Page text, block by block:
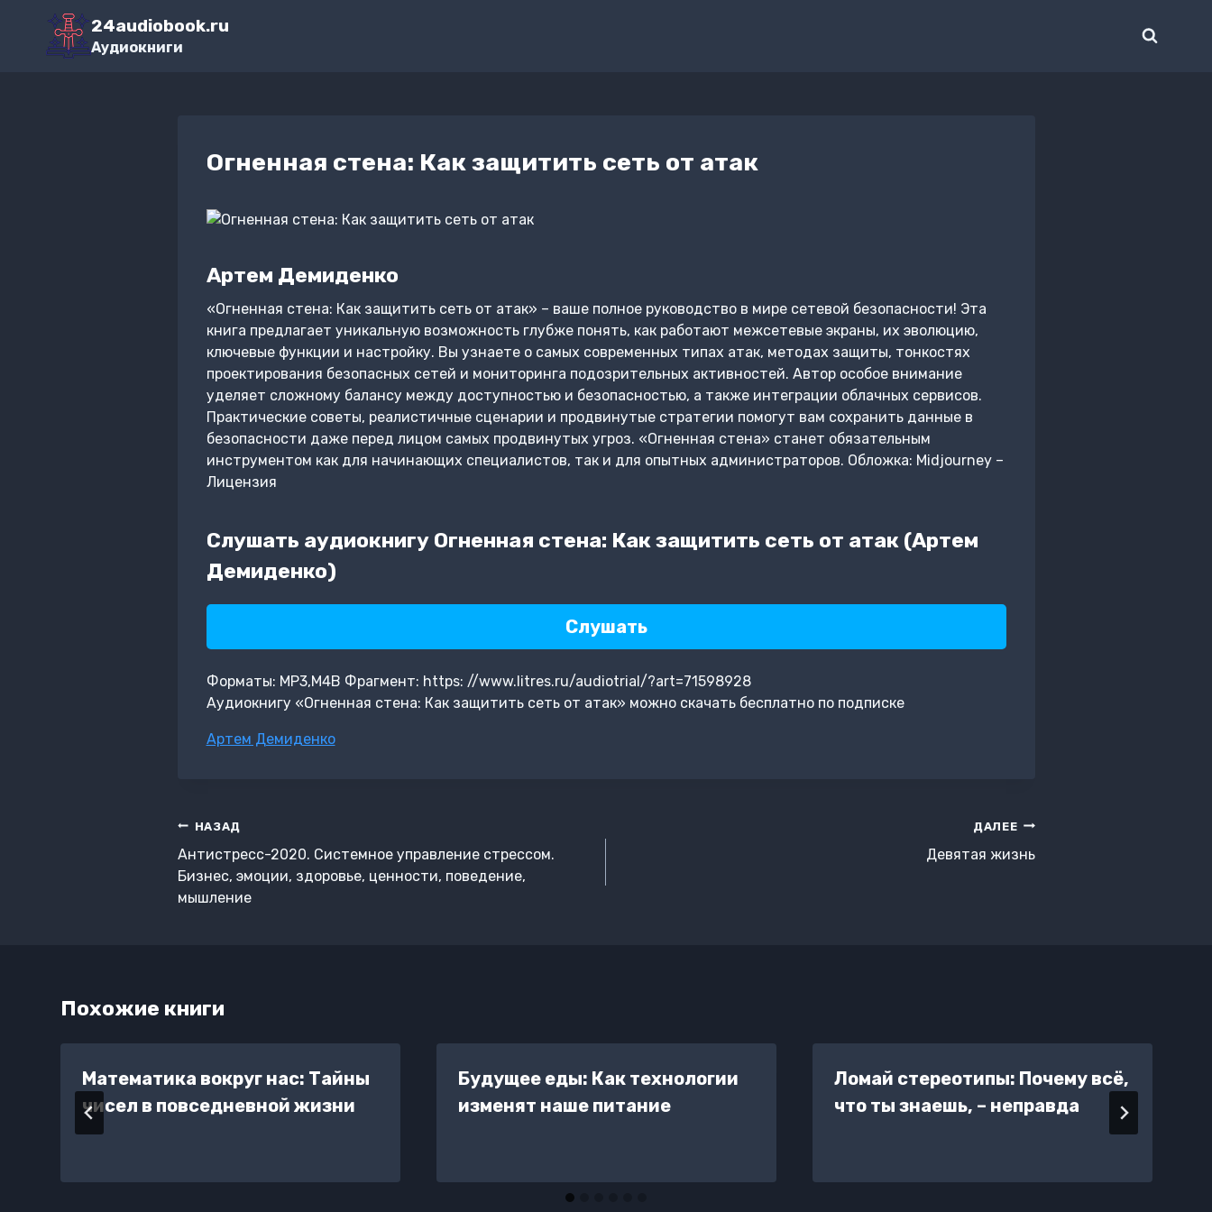
Перейти
содержимому
24audiobook.ru
Аудиокниги
Огненная стена: Как защитить сеть от атак
Артем Демиденко
«Огненная стена: Как защитить сеть от атак» – ваше полное руководство в мире сетевой безопасности! Эта
книга предлагает уникальную возможность глубже понять, как работают межсетевые экраны, их эволюцию,
ключевые функции и настройку. Вы узнаете о самых современных типах атак, методах защиты, тонкостях
проектирования безопасных сетей и мониторинга подозрительных активностей. Автор особое внимание
уделяет сложному балансу между доступностью и безопасностью, а также интеграции облачных сервисов.
Практические советы, реалистичные сценарии и продвинутые стратегии помогут вам сохранить данные в
безопасности даже перед лицом самых продвинутых угроз. «Огненная стена» станет обязательным
инструментом как для начинающих специалистов, так и для опытных администраторов. Обложка: Midjourney –
Лицензия
Слушать аудиокнигу Огненная стена: Как защитить сеть от атак (Артем
Демиденко)
Слушать
Форматы: MP3,M4B Фрагмент: https: //www.litres.ru/audiotrial/?art=71598928
Аудиокнигу «Огненная стена: Как защитить сеть от атак» можно скачать бесплатно по подписке
Метки
Артем Демиденко
Навигация
по
записям
НАЗАД
Антистресс-2020. Системное управление стрессом.
Бизнес, эмоции, здоровье, ценности, поведение,
мышление
ДАЛЕЕ
Девятая жизнь
Похожие книги
Математика вокруг нас: Тайны
чисел в повседневной жизни
Будущее еды: Как технологии
изменят наше питание
Ломай стереотипы: Почему всё,
что ты знаешь, – неправда